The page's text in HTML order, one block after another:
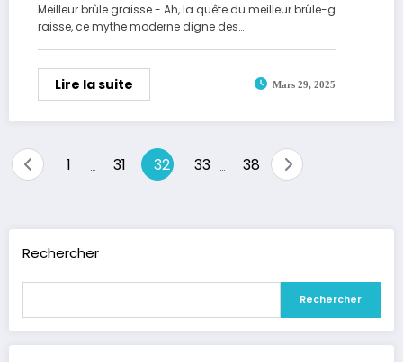
Meilleur brûle graisse - Ah, la quête du meilleur brûle-g
raisse, ce mythe moderne digne des…
Lire la suite Mars 29, 2025
Pagination
1 31 32 33 38
Rechercher
Rechercher